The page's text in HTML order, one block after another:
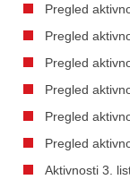
Pregled
Pregled
Pregled
Pregled
Pregled
Pregled
Aktivnosti 3.